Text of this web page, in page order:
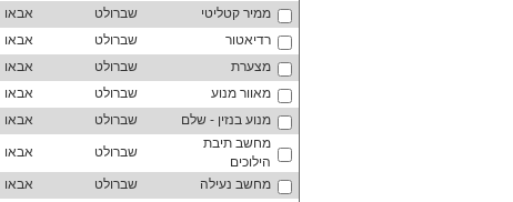
ממיר קטליטי
שברולט אבאו
רדיאטור
שברולט אבאו
מצערת
שברולט אבאו
מאוור מנוע
שברולט אבאו
מנוע בנזין - שלם
שברולט אבאו
מחשב תיבת
הילוכים
שברולט אבאו
מחשב נעילה
שברולט אבאו